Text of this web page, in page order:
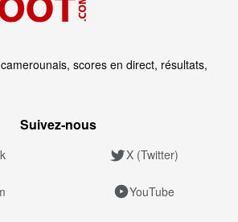
scores en direct, résultats,
Suivez‑nous
X (Twitter)
YouTube